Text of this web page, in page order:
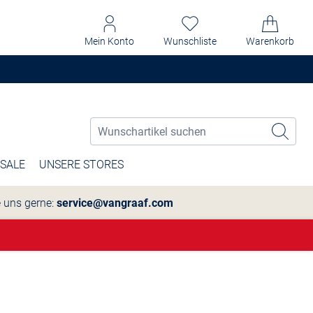
Mein Konto Wunschliste Warenkorb
SALE UNSERE STORES
gerne: service@vangraaf.com